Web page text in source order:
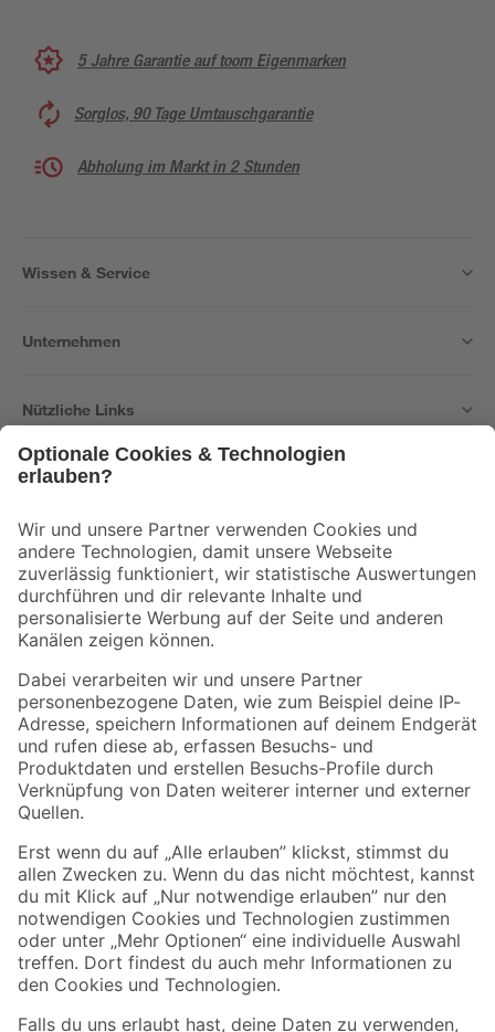
5 Jahre Garantie auf toom Eigenmarken
Sorglos, 90 Tage Umtauschgarantie
Abholung im Markt in 2 Stunden
Wissen & Service
Unternehmen
Nützliche Links
Der toom Newsletter: Keine Angebote und Aktionen mehr verpassen!
Zur Newsletter Anmeldung
Folge uns
Zahlungsarten Versandarten
Sicher einkaufen
Jetzt die toom-App herunterladen